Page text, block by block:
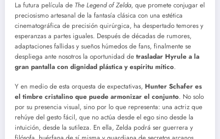
La futura película de The Legend of Zelda, que promete conjugar el
preciosismo artesanal de la fantasía clásica con una estética
cinematográfica de precisión quirúrgica, ha despertado temores y
esperanzas a partes iguales. Después de décadas de rumores,
adaptaciones fallidas y sueños húmedos de fans, finalmente se
despliega ante nosotros la oportunidad de trasladar Hyrule a la
gran pantalla con dignidad plástica y espíritu mítico.
Y en medio de esta orquesta de expectativas, Hunter Schafer es
el timbre cristalino que puede armonizar el conjunto. No solo
por su presencia visual, sino por lo que representa: una actriz que
rehúye del gesto fácil, que no actúa desde el ego sino desde la
intuición, desde la sutileza. En ella, Zelda podrá ser guerrera y